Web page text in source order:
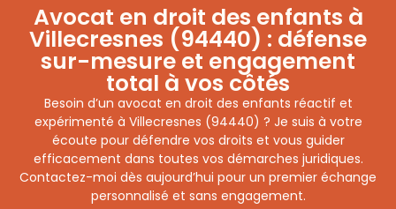
Avocat en droit des enfants à
Villecresnes (94440) : défense
sur-mesure et engagement
total à vos côtés
Besoin d’un avocat en droit des enfants réactif et
expérimenté à Villecresnes (94440) ? Je suis à votre
écoute pour défendre vos droits et vous guider
efficacement dans toutes vos démarches juridiques.
Contactez-moi dès aujourd’hui pour un premier échange
personnalisé et sans engagement.